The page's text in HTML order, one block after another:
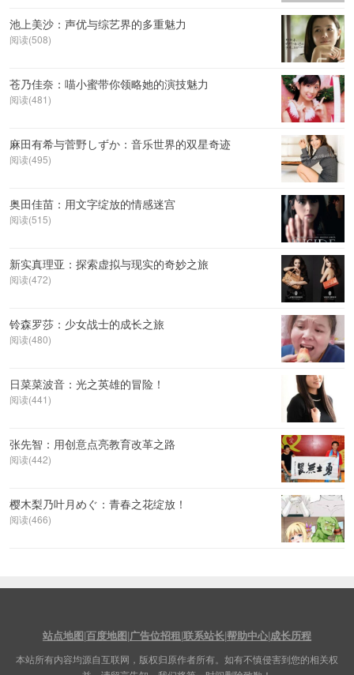
池上美沙：声优与综艺界的多重魅力
阅读(508)
苍乃佳奈：喵小蜜带你领略她的演技魅力
阅读(481)
麻田有希与菅野しずか：音乐世界的双星奇迹
阅读(495)
奥田佳苗：用文字绽放的情感迷宫
阅读(515)
新实真理亚：探索虚拟与现实的奇妙之旅
阅读(472)
铃森罗莎：少女战士的成长之旅
阅读(480)
日菜菜波音：光之英雄的冒险！
阅读(441)
张先智：用创意点亮教育改革之路
阅读(442)
樱木梨乃叶月めぐ：青春之花绽放！
阅读(466)
站点地图|百度地图|广告位招租|联系站长|帮助中心|成长历程
本站所有内容均源自互联网，版权归原作者所有。如有不慎侵害到您的相关权